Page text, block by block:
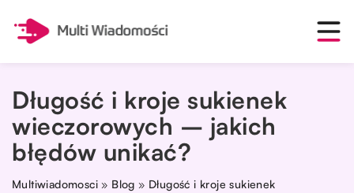
Długość i kroje sukienek
wieczorowych – jakich
błędów unikać?
Multiwiadomosci » Blog » Długość i kroje sukienek